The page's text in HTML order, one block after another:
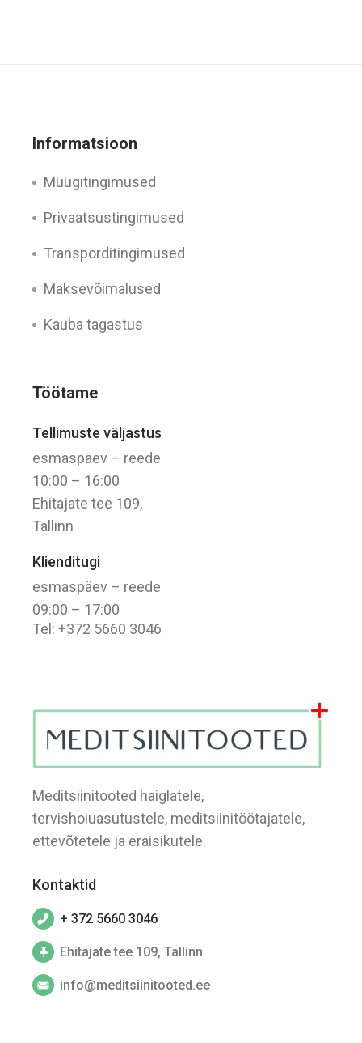
Meditsiinitooted haiglatele,
tervishoiuasutustele, meditsiinitöötajatele,
ettevõtetele ja eraisikutele.
Kontaktid
+ 372 5660 3046
Ehitajate tee 109, Tallinn
info@meditsiinitooted.ee
Töötame
Tellimuste väljastus
esmaspäev – reede
10:00 – 16:00
Ehitajate tee 109,
Tallinn
Klienditugi
esmaspäev – reede
09:00 – 17:00
Tel: +372 5660 3046
Informatsioon
Müügitingimused
Privaatsustingimused
Transporditingimused
Maksevõimalused
Kauba tagastus